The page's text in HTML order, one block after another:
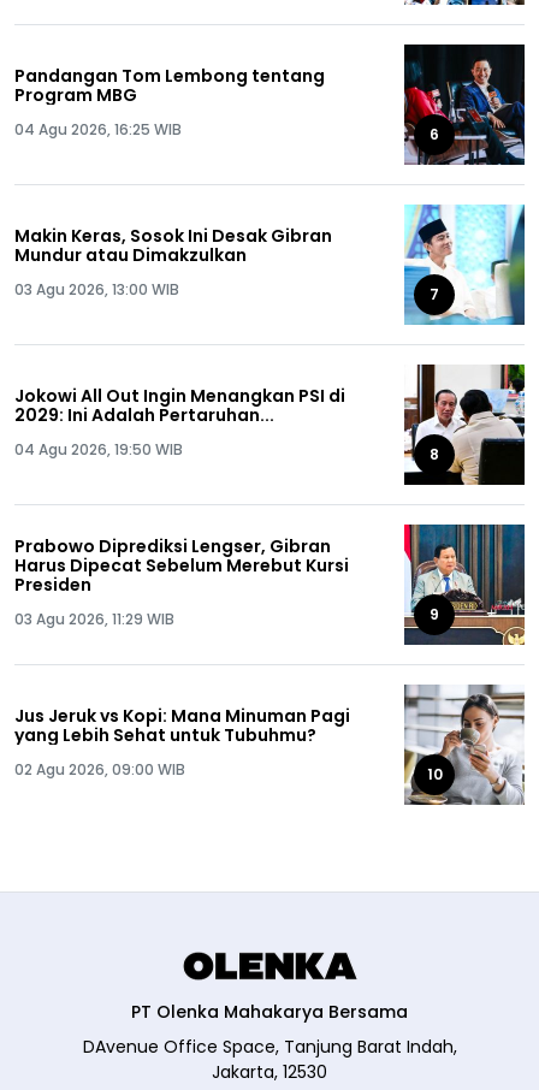
Pandangan Tom Lembong tentang
Program MBG
04 Agu 2026, 16:25 WIB 6
Makin Keras, Sosok Ini Desak Gibran
Mundur atau Dimakzulkan
03 Agu 2026, 13:00 WIB 7
Jokowi All Out Ingin Menangkan PSI di
2029: Ini Adalah Pertaruhan...
04 Agu 2026, 19:50 WIB 8
Prabowo Diprediksi Lengser, Gibran
Harus Dipecat Sebelum Merebut Kursi
Presiden
03 Agu 2026, 11:29 WIB 9
Jus Jeruk vs Kopi: Mana Minuman Pagi
yang Lebih Sehat untuk Tubuhmu?
02 Agu 2026, 09:00 WIB 10
PT Olenka Mahakarya Bersama
DAvenue Office Space, Tanjung Barat Indah,
Jakarta, 12530